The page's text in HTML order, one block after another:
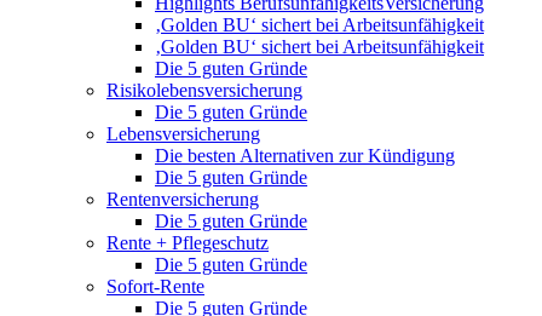
‚Golden BU‘ sichert bei Arbeitsunfähigkeit
‚Golden BU‘ sichert bei Arbeitsunfähigkeit
Die 5 guten Gründe
Risikolebensversicherung
Die 5 guten Gründe
Lebensversicherung
Die besten Alternativen zur Kündigung
Die 5 guten Gründe
Rentenversicherung
Die 5 guten Gründe
Rente + Pflegeschutz
Die 5 guten Gründe
Sofort-Rente
Die 5 guten Gründe